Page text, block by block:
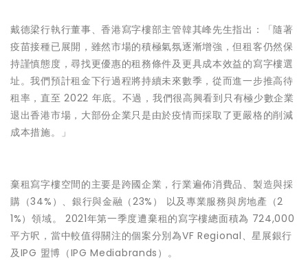
戴德梁行執行董事、香港寫字樓部主管韓其峰先生指出：「隨著
疫苗接種已展開，雖然市場的積極氣氛逐漸增強，但租客仍然保
持謹慎態度，尋找更優惠的租務條件及更具成本效益的寫字樓選
址。我們預計租金下行過程將持續未來數季，從而進一步推高待
租率，直至 2022 年底。不過，我們很高興看到只有極少數企業
退出香港市場，大部份企業只是由於疫情而採取了更嚴格的削減
成本措施。」
棄租寫字樓空間的主要是跨國企業，行業遍佈消費品、製造與採
購（34%）、銀行與金融（23%） 以及專業服務與房地產（2
1%）領域。 2021年第一季度遭棄租的寫字樓總面積為 724,000
平方呎，當中較值得關注的個案分別為VF Regional、星展銀行
及IPG 盟博（IPG Mediabrands）。